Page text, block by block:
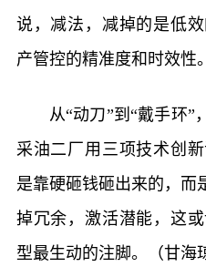
说，减法，减掉的是低
产管控的精准度和时效性。
从“动刀”到“戴手环”
采油二厂用三项技术创
是靠硬砸钱砸出来的，而
掉冗余，激活潜能，这
型最生动的注脚。（甘海